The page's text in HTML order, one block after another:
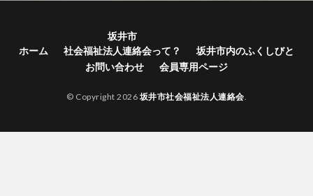
ホーム
坂井市
社会福祉法人連絡会って？
坂井市内のふくしびと
お問い合わせ
会員専用ページ
© Copyright 2026 坂井市社会福祉法人連絡会